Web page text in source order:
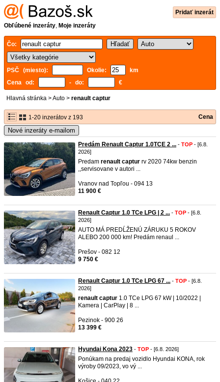
Pridať inzerát
Obľúbené inzeráty, Moje inzeráty
Čo:
PSČ (miesto): Okolie:
km
Cena od:
- do: €
Hlavná stránka >Auto > renault captur
1-20 inzerátov z 193 Cena
Nové inzeráty e-mailom
Predám Renault Captur 1.0TCE 2 ... - TOP - [6.8.
2026]
Predam renault captur rv 2020 74kw benzin
,,servisovane v autori ...
Vranov nad Topľou - 094 13
11 900 €
Renault Captur 1.0 TCe LPG | 2 ... - TOP - [6.8.
2026]
AUTO MÁ PREDĹŽENÚ ZÁRUKU 5 ROKOV
ALEBO 200 000 km! Predám renaul ...
Prešov - 082 12
9 750 €
Renault Captur 1.0 TCe LPG 67 ... - TOP - [6.8.
2026]
renault captur 1.0 TCe LPG 67 kW | 10/2022 |
Kamera | CarPlay | 8 ...
Pezinok - 900 26
13 399 €
Hyundai Kona 2023 - TOP - [6.8. 2026]
Ponúkam na predaj vozidlo Hyundai KONA, rok
výroby 09/2023, vo vý ...